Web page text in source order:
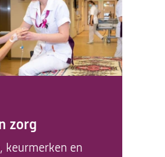
zorg
keurmerken en